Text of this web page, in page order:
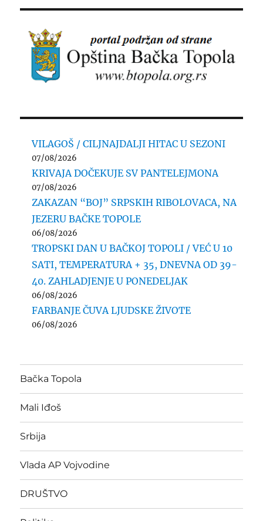
VILAGOŠ / CILJNAJDALJI HITAC U SEZONI
07/08/2026
KRIVAJA DOČEKUJE SV PANTELEJMONA
07/08/2026
ZAKAZAN “BOJ” SRPSKIH RIBOLOVACA, NA
JEZERU BAČKE TOPOLE
06/08/2026
TROPSKI DAN U BAČKOJ TOPOLI / VEĆ U 10
SATI, TEMPERATURA + 35, DNEVNA OD 39-
40. ZAHLADJENJE U PONEDELJAK
06/08/2026
FARBANJE ČUVA LJUDSKE ŽIVOTE
06/08/2026
Bačka Topola
Mali Iđoš
Srbija
Vlada AP Vojvodine
DRUŠTVO